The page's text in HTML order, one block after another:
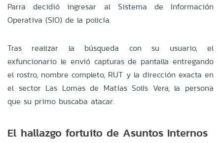
Parra decidió ingresar al Sistema de Información
Operativa (SIO) de la policía.
Tras realizar la búsqueda con su usuario, el
exfuncionario le envió capturas de pantalla entregando
el rostro, nombre completo, RUT y la dirección exacta en
el sector Las Lomas de Matías Solís Vera, la persona
que su primo buscaba atacar.
El hallazgo fortuito de Asuntos Internos